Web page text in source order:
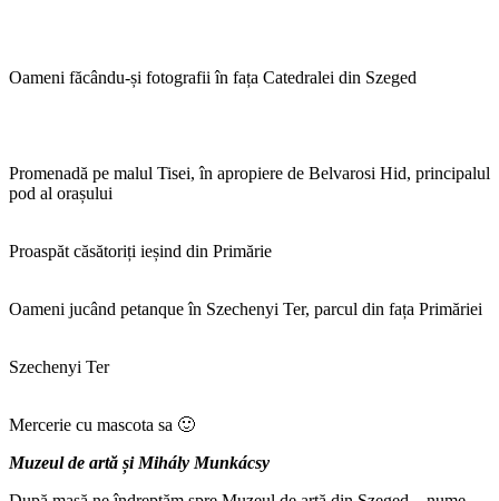
Oameni făcându-și fotografii în fața Catedralei din Szeged
Promenadă pe malul Tisei, în apropiere de Belvarosi Hid, principalul
pod al orașului
Proaspăt căsătoriți ieșind din Primărie
Oameni jucând petanque în Szechenyi Ter, parcul din fața Primăriei
Szechenyi Ter
Mercerie cu mascota sa 🙂
Muzeul de artă și Mihály Munkácsy